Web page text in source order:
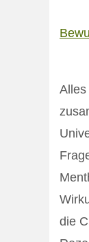
Alles
die